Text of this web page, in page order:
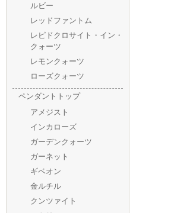
ルビー
レッドファントム
レピドクロサイト・イン・
クォーツ
レモンクォーツ
ローズクォーツ
ペンダントトップ
アメジスト
インカローズ
ガーデンクォーツ
ガーネット
ギベオン
金ルチル
クンツァイト